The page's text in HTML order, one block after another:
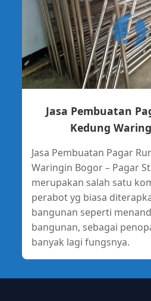
Jasa Pembuatan
Kedung
Jasa Pembuatan Pagar
Waringin Bogor – Pagar
merupakan salah satu
perabot yg biasa
bangunan seperti
bangunan, sebagai
banyak lagi fungsnya.